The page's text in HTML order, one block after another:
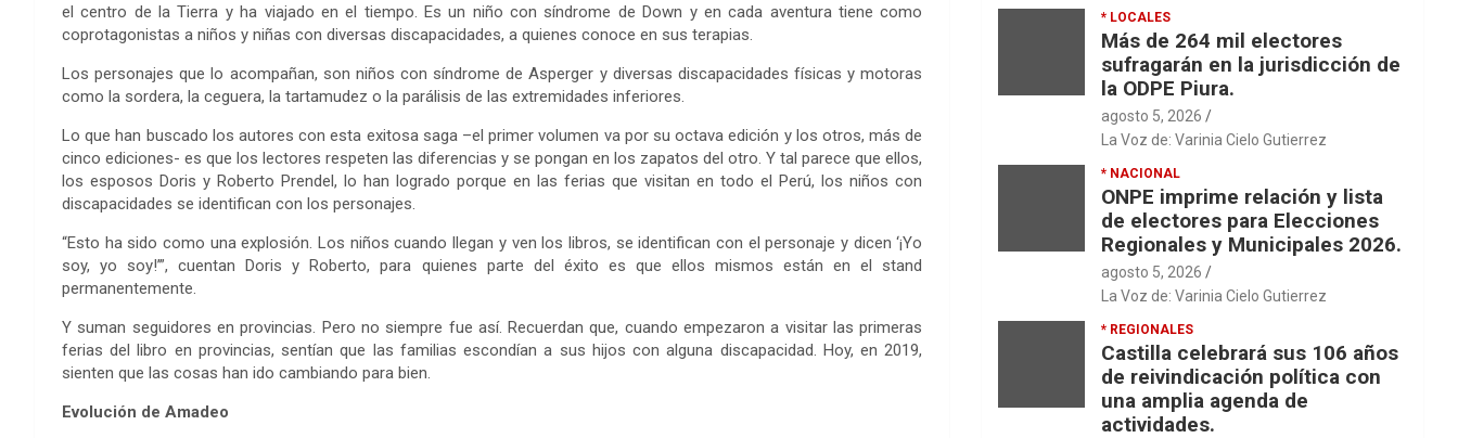
el centro de la Tierra y ha viajado en el tiempo. Es un niño con síndrome de Down y en cada aventura tiene como
coprotagonistas a niños y niñas con diversas discapacidades, a quienes conoce en sus terapias.
Los personajes que lo acompañan, son niños con síndrome de Asperger y diversas discapacidades físicas y motoras
como la sordera, la ceguera, la tartamudez o la parálisis de las extremidades inferiores.
Lo que han buscado los autores con esta exitosa saga –el primer volumen va por su octava edición y los otros, más de
cinco ediciones- es que los lectores respeten las diferencias y se pongan en los zapatos del otro. Y tal parece que ellos,
los esposos Doris y Roberto Prendel, lo han logrado porque en las ferias que visitan en todo el Perú, los niños con
discapacidades se identifican con los personajes.
“Esto ha sido como una explosión. Los niños cuando llegan y ven los libros, se identifican con el personaje y dicen ‘¡Yo
soy, yo soy!’”, cuentan Doris y Roberto, para quienes parte del éxito es que ellos mismos están en el stand
permanentemente.
Y suman seguidores en provincias. Pero no siempre fue así. Recuerdan que, cuando empezaron a visitar las primeras
ferias del libro en provincias, sentían que las familias escondían a sus hijos con alguna discapacidad. Hoy, en 2019,
sienten que las cosas han ido cambiando para bien.
Evolución de Amadeo
* LOCALES
Más de 264 mil electores
sufragarán en la jurisdicción de
la ODPE Piura.
agosto 5, 2026
La Voz de: Varinia Cielo Gutierrez
* NACIONAL
ONPE imprime relación y lista
de electores para Elecciones
Regionales y Municipales 2026.
agosto 5, 2026
La Voz de: Varinia Cielo Gutierrez
* REGIONALES
Castilla celebrará sus 106 años
de reivindicación política con
una amplia agenda de
actividades.